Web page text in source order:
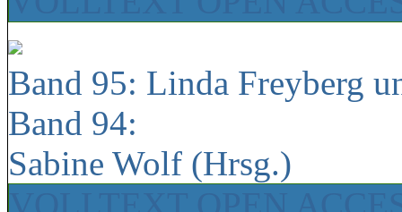
Band 95: Linda Freyberg
Band 94:
Sabine Wolf (Hrsg.)